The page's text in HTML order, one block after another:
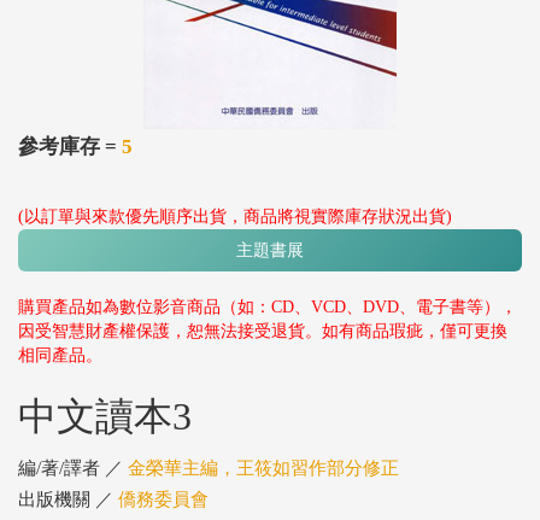
參考庫存 = 5
(以訂單與來款優先順序出貨，商品將視實際庫存狀況出貨)
主題書展
購買產品如為數位影音商品（如：CD、VCD、DVD、電子書等），
因受智慧財產權保護，恕無法接受退貨。如有商品瑕疵，僅可更換
相同產品。
中文讀本3
編/著/譯者 ／ 金榮華主編，王筱如習作部分修正
出版機關 ／ 僑務委員會